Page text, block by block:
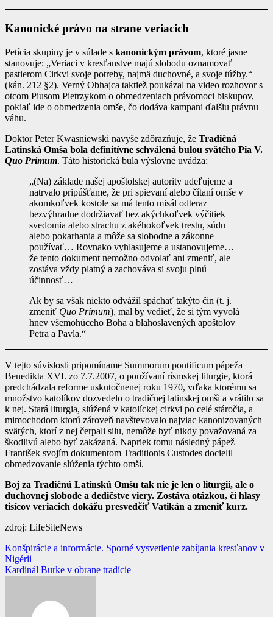
Kanonické právo na strane veriacich
Petícia skupiny je v súlade s kanonickým právom, ktoré jasne
stanovuje: „Veriaci v kresťanstve majú slobodu oznamovať
pastierom Cirkvi svoje potreby, najmä duchovné, a svoje túžby.“
(kán. 212 §2). Verný Obhajca taktiež poukázal na video rozhovor s
otcom Piusom Pietrzykom o obmedzeniach právomoci biskupov,
pokiaľ ide o obmedzenia omše, čo dodáva kampani ďalšiu právnu
váhu.
Doktor Peter Kwasniewski navyše zdôrazňuje, že Tradičná
Latinská Omša bola definitívne schválená bulou svätého Pia V.
Quo Primum. Táto historická bula výslovne uvádza:
„(Na) základe našej apoštolskej autority udeľujeme a
natrvalo pripúšťame, že pri spievaní alebo čítaní omše v
akomkoľvek kostole sa má tento misál odteraz
bezvýhradne dodržiavať bez akýchkoľvek výčitiek
svedomia alebo strachu z akéhokoľvek trestu, súdu
alebo pokarhania a môže sa slobodne a zákonne
používať… Rovnako vyhlasujeme a ustanovujeme…
že tento dokument nemožno odvolať ani zmeniť, ale
zostáva vždy platný a zachováva si svoju plnú
účinnosť…
Ak by sa však niekto odvážil spáchať takýto čin (t. j.
zmeniť Quo Primum), mal by vedieť, že si tým vyvolá
hnev všemohúceho Boha a blahoslavených apoštolov
Petra a Pavla.“
V tejto súvislosti pripomíname Summorum pontificum pápeža
Benedikta XVI. zo 7.7.2007, o používaní rísmskej liturgie, ktorá
predchádzala reforme uskutočnenej roku 1970, vďaka ktorému sa
množstvo katolíkov dozvedelo o tradičnej latinskej omši a vrátilo sa
k nej. Stará liturgia, slúžená v katolíckej cirkvi po celé stáročia, a
mimochodom ktorú zároveň navštevovalo najviac kanonizovaných
svätých, ktorí z nej čerpali silu, nemôže byť nikdy považovaná za
škodlivú alebo byť zakázaná. Napriek tomu následný pápež
František svojím dokumentom Traditionis Custodes docielil
obmedzovanie slúženia týchto omší.
Boj za Tradičnú Latinskú Omšu tak nie je len o liturgii, ale o
duchovnej slobode a dedičstve viery. Zostáva otázkou, či hlasy
tisícov veriacich dokážu presvedčiť Vatikán a zmeniť kurz.
zdroj: LifeSiteNews
Navigácia
v
Konšpirácie a informácie. Sporné vysvetlenie zabíjania kresťanov v
Nigérii
Kardinál Burke v obrane tradície